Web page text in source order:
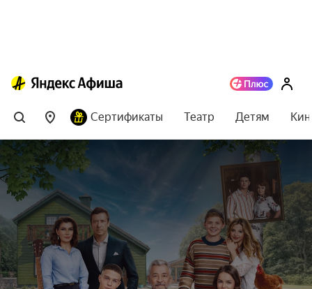
Сертификаты Театр Детям